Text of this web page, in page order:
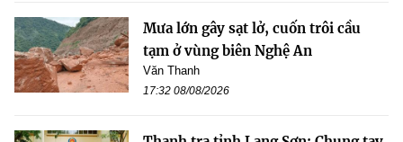
Mưa lớn gây sạt lở, cuốn trôi cầu
tạm ở vùng biên Nghệ An
Văn Thanh
17:32 08/08/2026